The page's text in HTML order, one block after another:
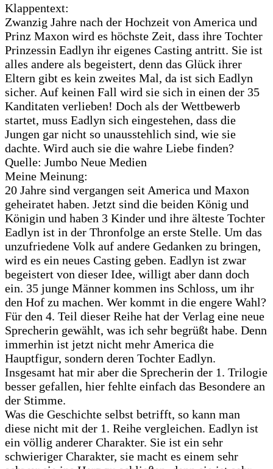
Klappentext:
Zwanzig Jahre nach der Hochzeit von America und
Prinz Maxon wird es höchste Zeit, dass ihre Tochter
Prinzessin Eadlyn ihr eigenes Casting antritt. Sie ist
alles andere als begeistert, denn das Glück ihrer
Eltern gibt es kein zweites Mal, da ist sich Eadlyn
sicher. Auf keinen Fall wird sie sich in einen der 35
Kanditaten verlieben! Doch als der Wettbewerb
startet, muss Eadlyn sich eingestehen, dass die
Jungen gar nicht so unausstehlich sind, wie sie
dachte. Wird auch sie die wahre Liebe finden?
Quelle: Jumbo Neue Medien
Meine Meinung:
20 Jahre sind vergangen seit America und Maxon
geheiratet haben. Jetzt sind die beiden König und
Königin und haben 3 Kinder und ihre älteste Tochter
Eadlyn ist in der Thronfolge an erste Stelle. Um das
unzufriedene Volk auf andere Gedanken zu bringen,
wird es ein neues Casting geben. Eadlyn ist zwar
begeistert von dieser Idee, willigt aber dann doch
ein. 35 junge Männer kommen ins Schloss, um ihr
den Hof zu machen. Wer kommt in die engere Wahl?
Für den 4. Teil dieser Reihe hat der Verlag eine neue
Sprecherin gewählt, was ich sehr begrüßt habe. Denn
immerhin ist jetzt nicht mehr America die
Hauptfigur, sondern deren Tochter Eadlyn.
Insgesamt hat mir aber die Sprecherin der 1. Trilogie
besser gefallen, hier fehlte einfach das Besondere an
der Stimme.
Was die Geschichte selbst betrifft, so kann man
diese nicht mit der 1. Reihe vergleichen. Eadlyn ist
ein völlig anderer Charakter. Sie ist ein sehr
schwieriger Charakter, sie macht es einem sehr